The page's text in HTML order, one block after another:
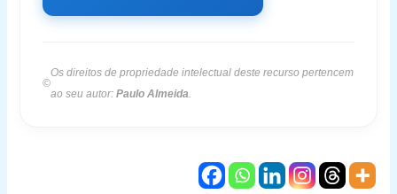
©
Os direitos de propriedade intelectual deste recurso pertencem
ao seu autor:Paulo Almeida.